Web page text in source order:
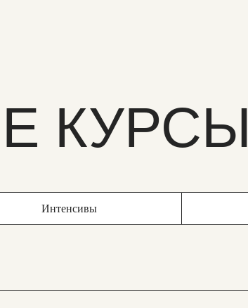
КУРСЫ
Интенсивы